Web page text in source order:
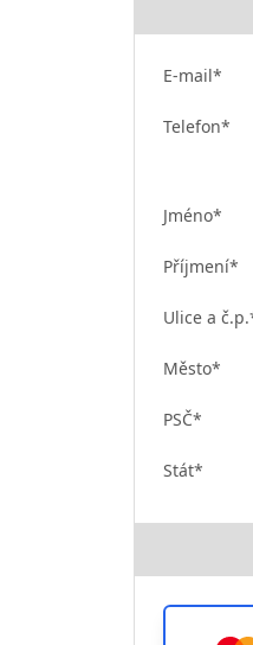
E-mail*
Telefon*
Jméno*
Příjmení*
Ulice a
Město*
PSČ*
Stát*